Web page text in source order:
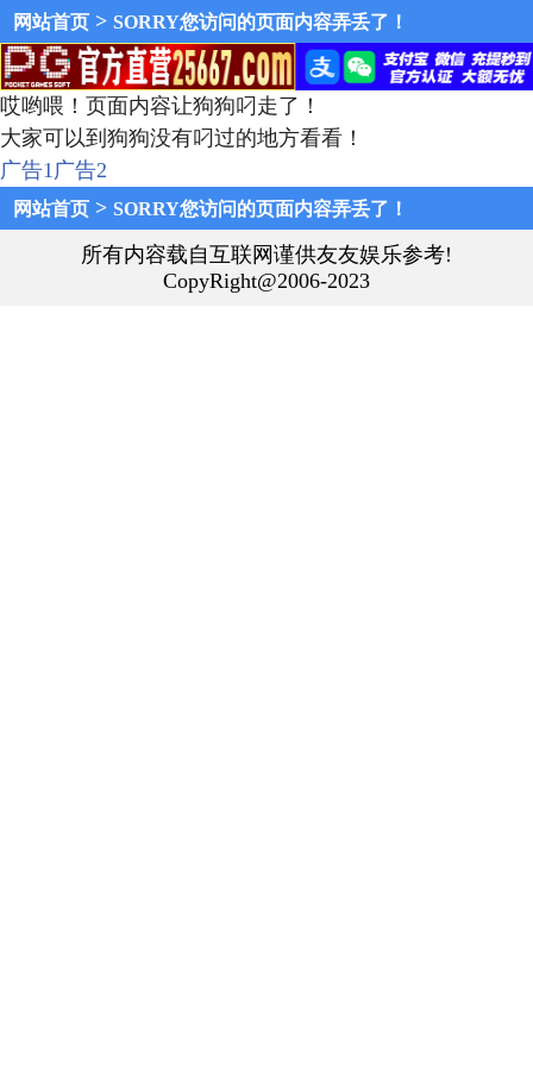
网站首页 > SORRY您访问的页面内容弄丢了！
哎哟喂！页面内容让狗狗叼走了！
大家可以到狗狗没有叼过的地方看看！
广告1广告2
网站首页 > SORRY您访问的页面内容弄丢了！
所有内容载自互联网谨供友友娱乐参考!
CopyRight@2006-2023